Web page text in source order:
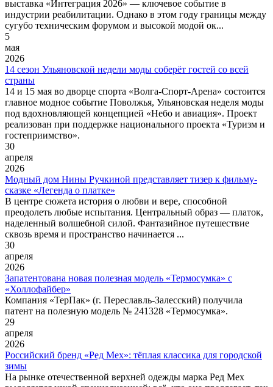
выставка «Интеграция 2026» — ключевое событие в
индустрии реабилитации. Однако в этом году границы между
сугубо техническим форумом и высокой модой ок...
5
мая
2026
14 сезон Ульяновской недели моды соберёт гостей со всей
страны
14 и 15 мая во дворце спорта «Волга-Спорт-Арена» состоится
главное модное событие Поволжья, Ульяновская неделя моды
под вдохновляющей концепцией «Небо и авиация». Проект
реализован при поддержке национального проекта «Туризм и
гостеприимство».
30
апреля
2026
Модный дом Нины Ручкиной представляет тизер к фильму-
сказке «Легенда о платке»
В центре сюжета история о любви и вере, способной
преодолеть любые испытания. Центральный образ — платок,
наделенный волшебной силой. Фантазийное путешествие
сквозь время и пространство начинается ...
30
апреля
2026
Запатентована новая полезная модель «Термосумка» с
«Холлофайбер»
Компания «ТерПак» (г. Переславль-Залесский) получила
патент на полезную модель № 241328 «Термосумка».
29
апреля
2026
Российский бренд «Ред Мех»: тёплая классика для городской
зимы
На рынке отечественной верхней одежды марка Ред Мех